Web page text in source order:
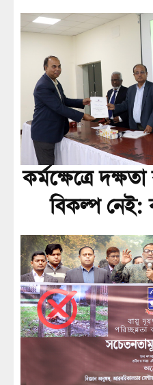
কর্মক্ষেত্রে
বিকল্প নেই: